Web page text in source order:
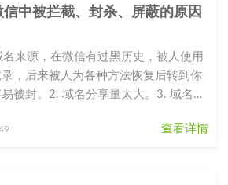
中被拦截、封杀、屏蔽的原因
来源，在微信有过黑历史，被人使用
，后来被人为各种方法恢复后转到你
被封。2. 域名分享量太大。3. 域名指
查看详情